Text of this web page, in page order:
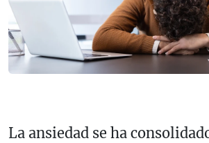
La ansiedad se ha